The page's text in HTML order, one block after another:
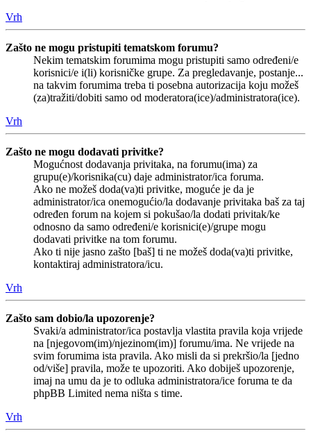
Vrh
Zašto ne mogu pristupiti tematskom forumu?
Nekim tematskim forumima mogu pristupiti samo određeni/e
korisnici/e i(li) korisničke grupe. Za pregledavanje, postanje...
na takvim forumima treba ti posebna autorizacija koju možeš
(za)tražiti/dobiti samo od moderatora(ice)/administratora(ice).
Vrh
Zašto ne mogu dodavati privitke?
Mogućnost dodavanja privitaka, na forumu(ima) za
grupu(e)/korisnika(cu) daje administrator/ica foruma.
Ako ne možeš doda(va)ti privitke, moguće je da je
administrator/ica onemogućio/la dodavanje privitaka baš za taj
određen forum na kojem si pokušao/la dodati privitak/ke
odnosno da samo određeni/e korisnici(e)/grupe mogu
dodavati privitke na tom forumu.
Ako ti nije jasno zašto [baš] ti ne možeš doda(va)ti privitke,
kontaktiraj administratora/icu.
Vrh
Zašto sam dobio/la upozorenje?
Svaki/a administrator/ica postavlja vlastita pravila koja vrijede
na [njegovom(im)/njezinom(im)] forumu/ima. Ne vrijede na
svim forumima ista pravila. Ako misli da si prekršio/la [jedno
od/više] pravila, može te upozoriti. Ako dobiješ upozorenje,
imaj na umu da je to odluka administratora/ice foruma te da
phpBB Limited nema ništa s time.
Vrh